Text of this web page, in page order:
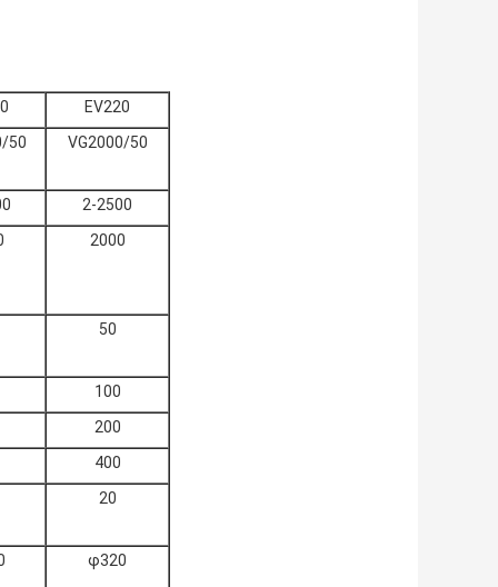
EV220
50
VG2000/50
2-2500
2000
50
100
200
400
20
φ320